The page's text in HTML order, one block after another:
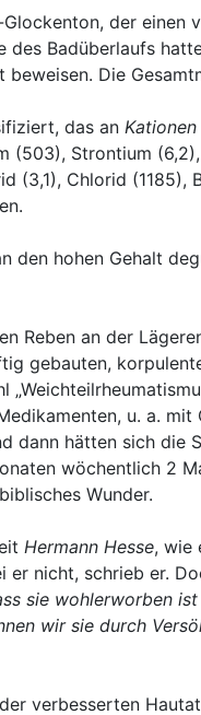
der
Badüberlaufs
Die
das an Kationen
Strontium
(3,1), Chlorid
den hohen Gehalt
Reben an der
gebauten,
u. a.
hätten sich
wöchentlich 2
Wunder.
Hermann Hesse, wie
nicht, schrieb er.
sie wohlerworben
wir sie durch
verbesserten